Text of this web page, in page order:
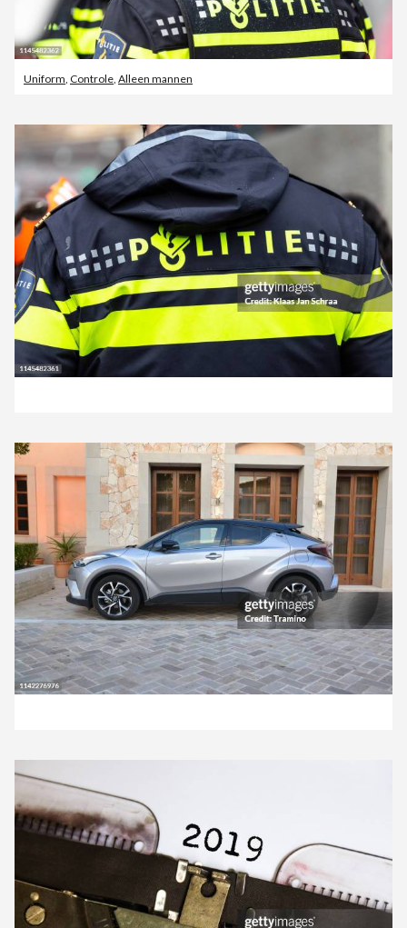
Uniform, Controle, Alleen mannen